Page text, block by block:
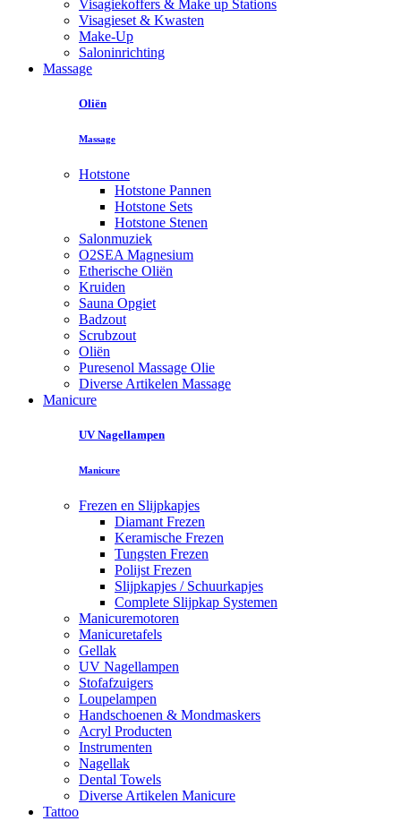
Visagiekoffers & Make up Stations
Visagieset & Kwasten
Make-Up
Saloninrichting
Massage
Oliën
Massage
Hotstone
Hotstone Pannen
Hotstone Sets
Hotstone Stenen
Salonmuziek
O2SEA Magnesium
Etherische Oliën
Kruiden
Sauna Opgiet
Badzout
Scrubzout
Oliën
Puresenol Massage Olie
Diverse Artikelen Massage
Manicure
UV Nagellampen
Manicure
Frezen en Slijpkapjes
Diamant Frezen
Keramische Frezen
Tungsten Frezen
Polijst Frezen
Slijpkapjes / Schuurkapjes
Complete Slijpkap Systemen
Manicuremotoren
Manicuretafels
Gellak
UV Nagellampen
Stofafzuigers
Loupelampen
Handschoenen & Mondmaskers
Acryl Producten
Instrumenten
Nagellak
Dental Towels
Diverse Artikelen Manicure
Tattoo